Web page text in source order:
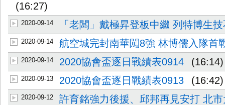
(16:27)
2020-09-14 「老闆」戴極昇登板中繼 列特博生
2020-09-14 航空城完封南華闖8強 林博儒入隊首
2020-09-14 2020協會盃逐日戰績表0914 (16:14)
2020-09-13 2020協會盃逐日戰績表0913 (16:42)
2020-09-12
許育銘強力後援、邱邦再見安打 北